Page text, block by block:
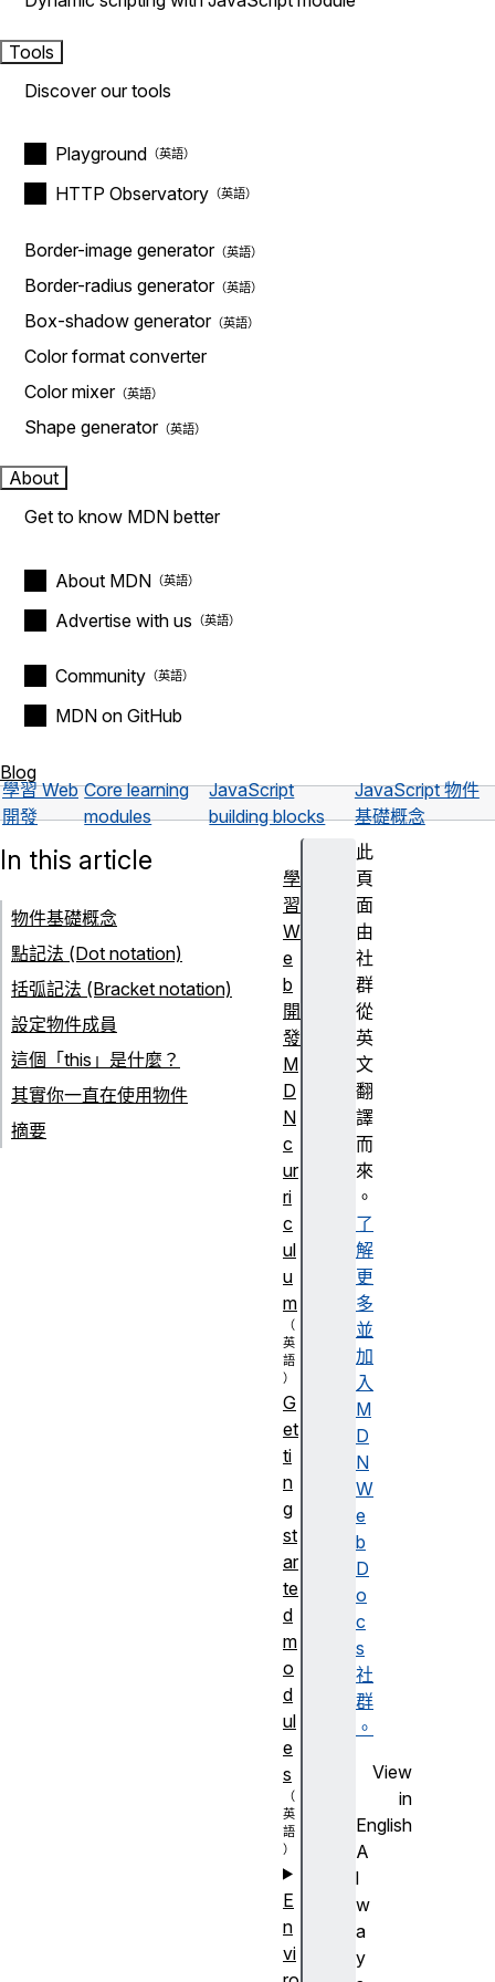
Tools
Discover our tools
Playground
HTTP Observatory
Border-image generator
Border-radius generator
Box-shadow generator
Color format converter
Color mixer
Shape generator
About
Get to know MDN better
About MDN
Advertise with us
Community
MDN on GitHub
Blog
學習 Web
開發
Core learning
modules
JavaScript
building blocks
JavaScript 物件
基礎概念
此
頁
面
由
社
群
從
英
文
翻
譯
而
來
。
了
解
更
多
並
加
入
M
D
N
W
e
b
D
o
c
s
社
群
。
View
in
English
A
l
w
a
y
In this article
物件基礎概念
點記法 (Dot notation)
括弧記法 (Bracket notation)
設定物件成員
這個「this」是什麼？
其實你一直在使用物件
摘要
學
習
W
e
b
開
發
M
D
N
c
ur
ri
c
ul
u
m
G
et
ti
n
g
st
ar
te
d
m
o
d
ul
e
s
E
n
vi